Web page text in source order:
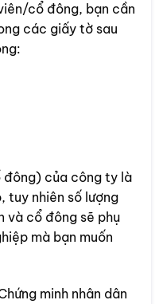
cổ đông, bạn cần
các giấy tờ sau
đông) của công ty là
tuy nhiên số lượng
và cổ đông sẽ phụ
mà bạn muốn
minh nhân dân